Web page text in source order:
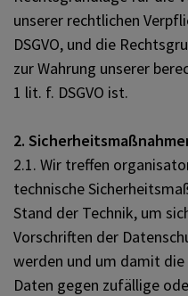
unserer rechtlichen
DSGVO, und die
zur Wahrung unserer
1 lit. f. DSGVO ist.
2.
2.1. Wir treffen
technische
Stand der Technik, um
Vorschriften der
werden und um damit
Daten gegen zufällige